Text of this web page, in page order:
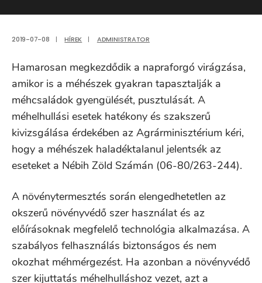
2019-07-08 | HÍREK | ADMINISTRATOR
Hamarosan megkezdődik a napraforgó virágzása,
amikor is a méhészek gyakran tapasztalják a
méhcsaládok gyengülését, pusztulását. A
méhelhullási esetek hatékony és szakszerű
kivizsgálása érdekében az Agrárminisztérium kéri,
hogy a méhészek haladéktalanul jelentsék az
eseteket a Nébih Zöld Számán (06-80/263-244).
A növénytermesztés során elengedhetetlen az
okszerű növényvédő szer használat és az
előírásoknak megfelelő technológia alkalmazása. A
szabályos felhasználás biztonságos és nem
okozhat méhmérgezést. Ha azonban a növényvédő
szer kijuttatás méhelhulláshoz vezet, azt a